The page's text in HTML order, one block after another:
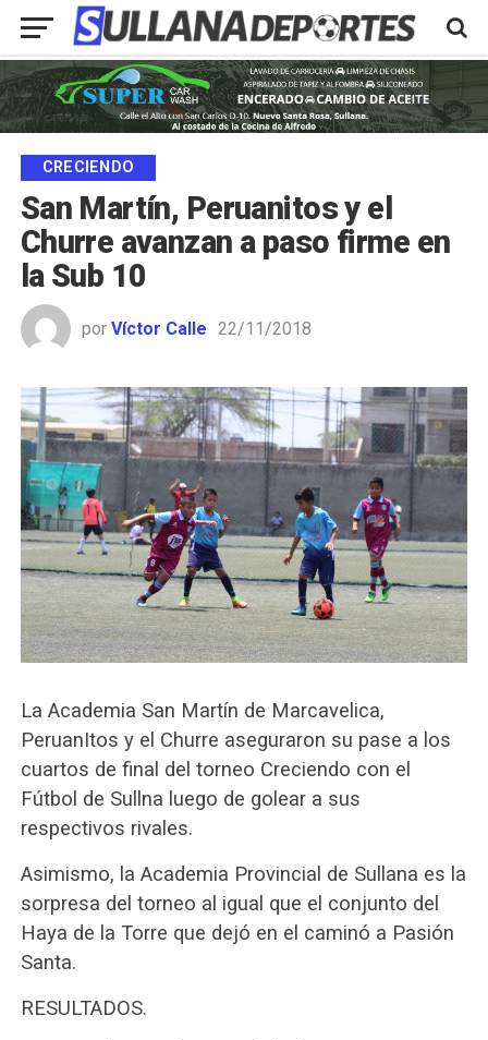
CRECIENDO
San Martín, Peruanitos y el
Churre avanzan a paso firme en
la Sub 10
por Víctor Calle 22/11/2018
La Academia San Martín de Marcavelica,
PeruanItos y el Churre aseguraron su pase a los
cuartos de final del torneo Creciendo con el
Fútbol de Sullna luego de golear a sus
respectivos rivales.
Asimismo, la Academia Provincial de Sullana es la
sorpresa del torneo al igual que el conjunto del
Haya de la Torre que dejó en el caminó a Pasión
Santa.
RESULTADOS.